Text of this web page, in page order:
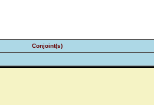
Conjoint(s)